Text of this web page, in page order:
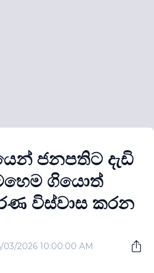
ජනපතිට දැඩි
ගියොත්
විස්වාස කරන
03/2026 10:00:00 AM